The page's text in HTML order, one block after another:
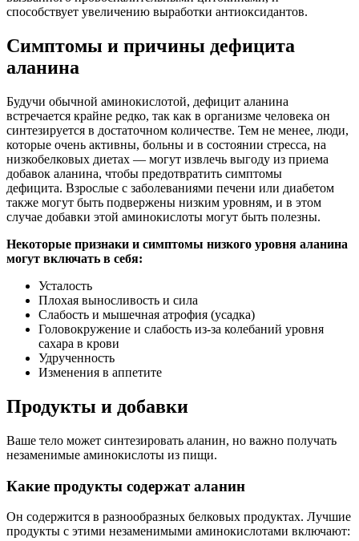
способствует увеличению выработки антиоксидантов.
Симптомы и причины дефицита
аланина
Будучи обычной аминокислотой, дефицит аланина
встречается крайне редко, так как в организме человека он
синтезируется в достаточном количестве. Тем не менее, люди,
которые очень активны, больны и в состоянии стресса, на
низкобелковых диетах — могут извлечь выгоду из приема
добавок аланина, чтобы предотвратить симптомы
дефицита. Взрослые с заболеваниями печени или диабетом
также могут быть подвержены низким уровням, и в этом
случае добавки этой аминокислоты могут быть полезны.
Некоторые признаки и симптомы низкого уровня аланина
могут включать в себя:
Усталость
Плохая выносливость и сила
Слабость и мышечная атрофия (усадка)
Головокружение и слабость из-за колебаний уровня
сахара в крови
Удрученность
Изменения в аппетите
Продукты и добавки
Ваше тело может синтезировать аланин, но важно получать
незаменимые аминокислоты из пищи.
Какие продукты содержат аланин
Он содержится в разнообразных белковых продуктах. Лучшие
продукты с этими незаменимыми аминокислотами включают: